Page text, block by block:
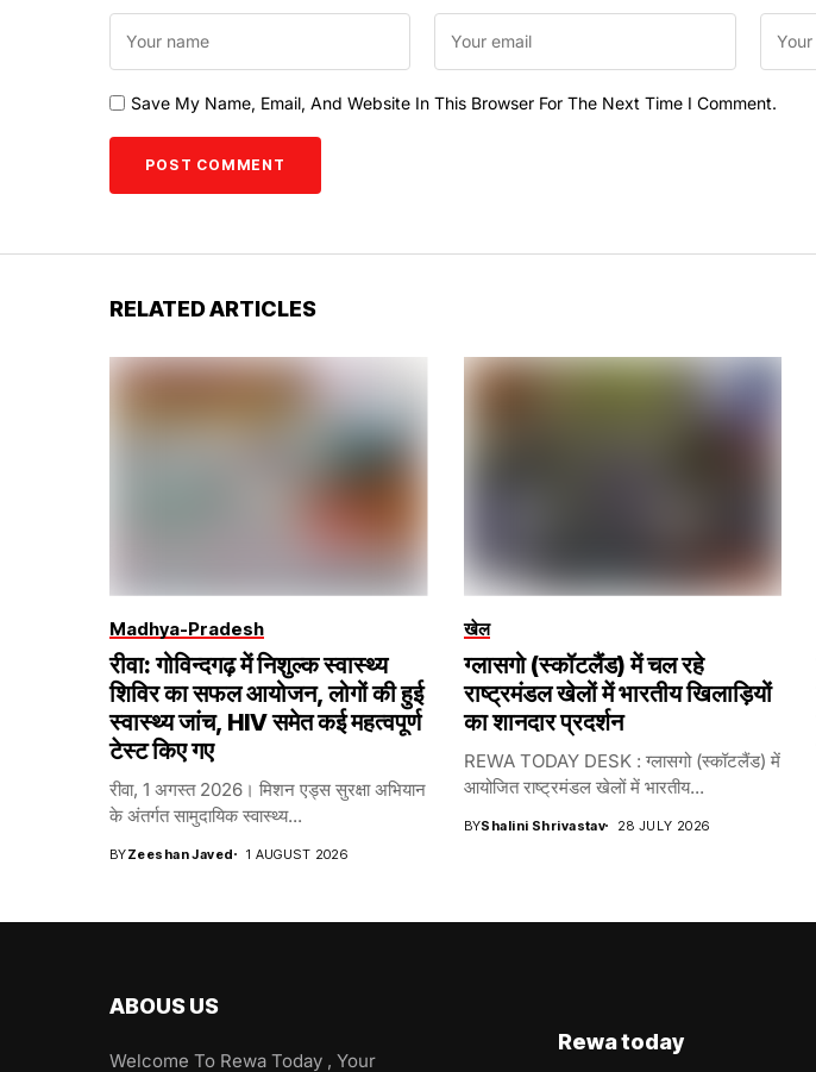
Save My Name, Email, And Website In This Browser For The Next Time I Comment.
RELATED ARTICLES
Madhya-Pradesh
रीवा: गोविन्दगढ़ में निशुल्क स्वास्थ्य
शिविर का सफल आयोजन, लोगों की हुई
स्वास्थ्य जांच, HIV समेत कई महत्वपूर्ण
टेस्ट किए गए
रीवा, 1 अगस्त 2026। मिशन एड्स सुरक्षा अभियान
के अंतर्गत सामुदायिक स्वास्थ्य...
BYZeeshan Javed 1 AUGUST 2026
खेल
ग्लासगो (स्कॉटलैंड) में चल रहे
राष्ट्रमंडल खेलों में भारतीय खिलाड़ियों
का शानदार प्रदर्शन
REWA TODAY DESK : ग्लासगो (स्कॉटलैंड) में
आयोजित राष्ट्रमंडल खेलों में भारतीय...
BYShalini Shrivastav 28 JULY 2026
ABOUS US
Welcome To Rewa Today , Your
Rewa today